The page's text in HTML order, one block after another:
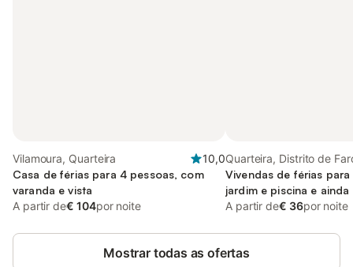
Vilamoura, Quarteira
10,0
Casa de férias para 4 pessoas, com
varanda e vista
A partir de€ 104por noite
Quarteira, Distrito de
Vivendas de férias
jardim e piscina e
and vista
A partir de€ 36por noite
Mostrar todas as ofertas